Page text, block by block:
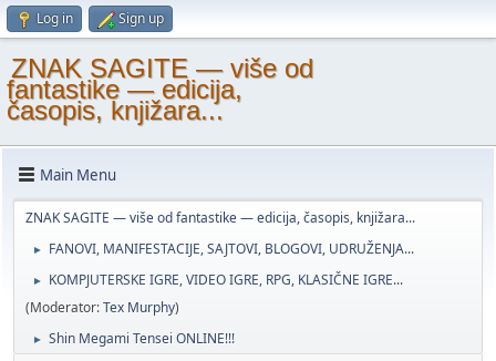
Log in Sign up
ZNAK SAGITE — više od
fantastike — edicija,
časopis, knjižara...
Main Menu
ZNAK SAGITE — više od fantastike — edicija, časopis, knjižara...
► FANOVI, MANIFESTACIJE, SAJTOVI, BLOGOVI, UDRUŽENJA...
►
KOMPJUTERSKE IGRE, VIDEO IGRE, RPG, KLASIČNE IGRE...
(Moderator:Tex Murphy)
► Shin Megami Tensei ONLINE!!!